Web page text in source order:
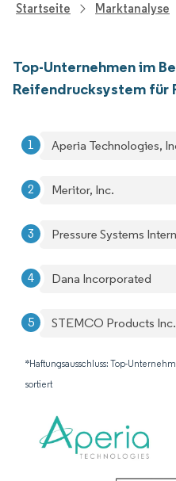
Startseite Marktanalyse
Top-Unternehmen im
Reifendrucksystem für
Aperia Technologies,
Meritor, Inc.
Pressure Systems
Dana Incorporated
STEMCO Products Inc.
*Haftungsausschluss: Top-
sortiert